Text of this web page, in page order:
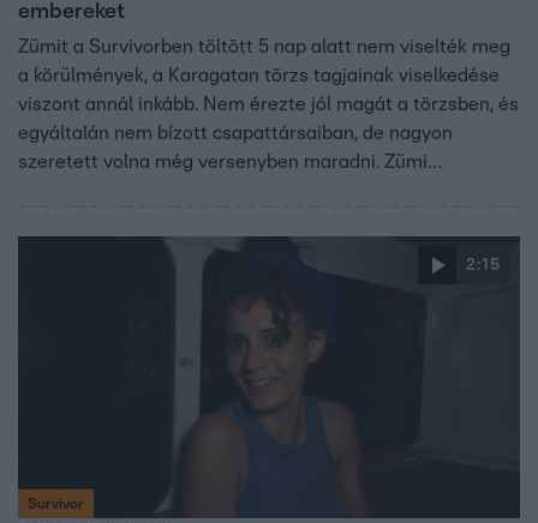
embereket
Zümit a Survivorben töltött 5 nap alatt nem viselték meg
a körülmények, a Karagatan törzs tagjainak viselkedése
viszont annál inkább. Nem érezte jól magát a törzsben, és
egyáltalán nem bízott csapattársaiban, de nagyon
szeretett volna még versenyben maradni. Zümi
mit szólnak a többiek a fiú taktikájához, az kiderül a
Survivor – Generációk harca hétfő esti adásából.
2:15
Survivor